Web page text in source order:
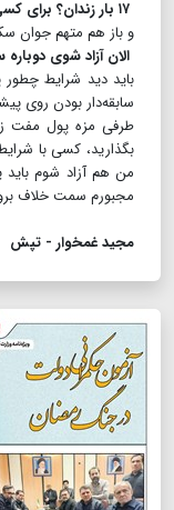
و باز هم متهم جوان
الان آزاد شوی
باید دید شرایط
سابقه‌دار بودن روی
طرفی مزه پول مفت
بگذارید، ‌کسی با
من هم آزاد شوم
مجبورم سمت خلاف
مجید غمخوار - تپش